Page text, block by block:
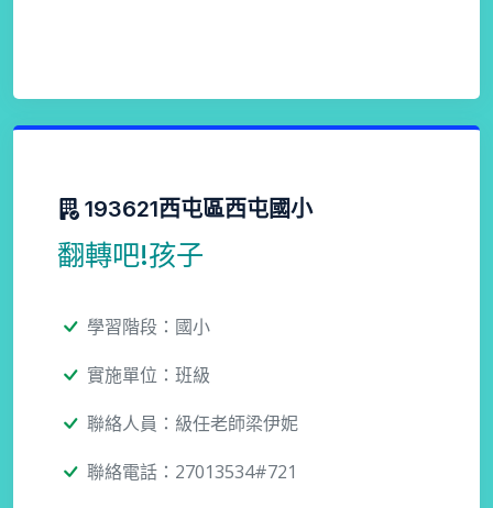
193621西屯區西屯國小
翻轉吧!孩子
學習階段：國小
實施單位：班級
聯絡人員：級任老師梁伊妮
聯絡電話：27013534#721